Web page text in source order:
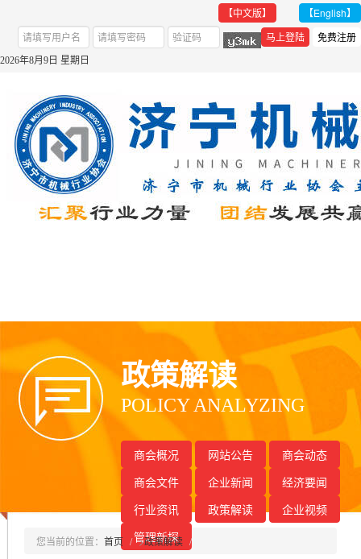
【中文版】 【English】
2026年8月9日 星期日
政策解读
POLICY ANALYZING
商会概况 网站公告
商会动态
商会文件
企业新闻
经济要闻
行业资讯
政策解读
企业视频
管理新探
您当前的位置： 首页 >政策解读